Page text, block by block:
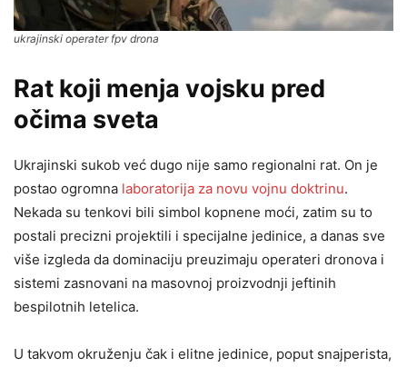
ukrajinski operater fpv drona
Rat koji menja vojsku pred
očima sveta
Ukrajinski sukob već dugo nije samo regionalni rat. On je
postao ogromna laboratorija za novu vojnu doktrinu.
Nekada su tenkovi bili simbol kopnene moći, zatim su to
postali precizni projektili i specijalne jedinice, a danas sve
više izgleda da dominaciju preuzimaju operateri dronova i
sistemi zasnovani na masovnoj proizvodnji jeftinih
bespilotnih letelica.
U takvom okruženju čak i elitne jedinice, poput snajperista,